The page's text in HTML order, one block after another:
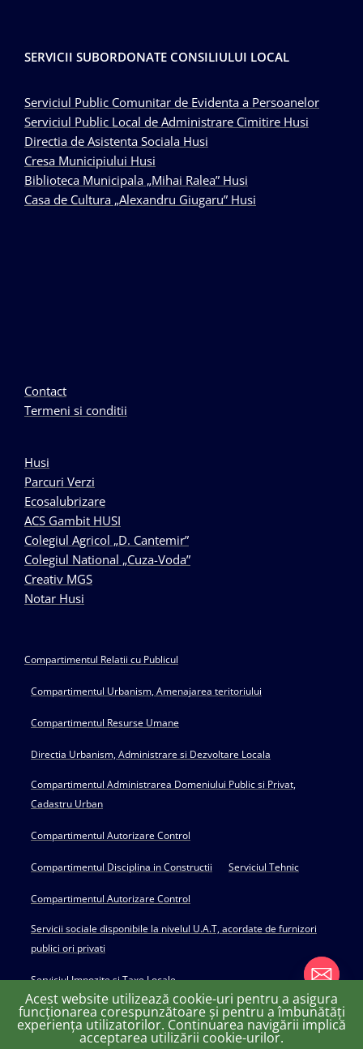
SERVICII SUBORDONATE CONSILIULUI LOCAL
Serviciul Public Comunitar de Evidenta a Persoanelor
Serviciul Public Local de Administrare Cimitire Husi
Directia de Asistenta Sociala Husi
Cresa Municipiului Husi
Biblioteca Municipala „Mihai Ralea” Husi
Casa de Cultura „Alexandru Giugaru” Husi
Contact
Termeni si conditii
Husi
Parcuri Verzi
Ecosalubrizare
ACS Gambit HUSI
Colegiul Agricol „D. Cantemir”
Colegiul National „Cuza-Voda”
Creativ MGS
Notar Husi
Compartimentul Relatii cu Publicul
Compartimentul Urbanism, Amenajarea teritoriului
Compartimentul Resurse Umane
Directia Urbanism, Administrare si Dezvoltare Locala
Compartimentul Administrarea Domeniului Public si Privat,
Cadastru Urban
Compartimentul Autorizare Control
Compartimentul Disciplina in Constructii Serviciul Tehnic
Compartimentul Autorizare Control
Servicii sociale disponibile la nivelul U.A.T, acordate de furnizori
publici ori privati
Serviciul Impozite si Taxe Locale
Copyright © 2022 Primăria Huși - powered by Creativ MGS
Acest website utilizează cookie-uri pentru a asigura
funcționarea corespunzătoare și pentru a îmbunătăți
experiența utilizatorilor. Continuarea navigării implică
acceptarea utilizării cookie-urilor. chaty